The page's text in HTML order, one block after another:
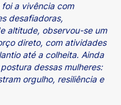
a vivência com
desafiadoras,
altitude, observou-se um
direto, com atividades
até a colheita. Ainda
dessas mulheres:
orgulho, resiliência e